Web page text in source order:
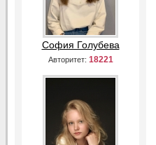
София Голубева
Авторитет: 18221